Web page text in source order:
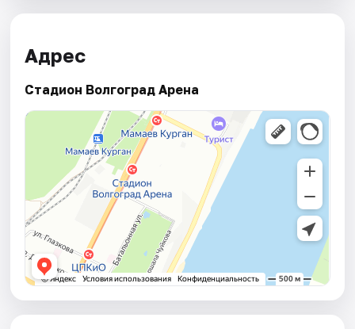
Адрес
Стадион Волгоград Арена